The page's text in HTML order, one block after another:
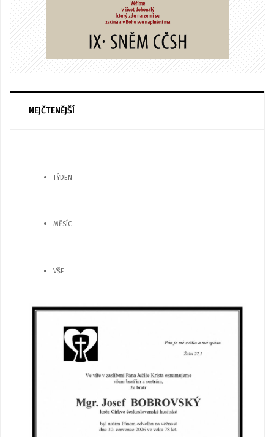
NEJČTENĚJŠÍ
TÝDEN
MĚSÍC
VŠE